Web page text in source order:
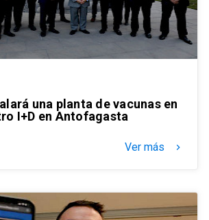
una planta de vacunas en
I+D en Antofagasta
Ver más keyboard_arrow_right